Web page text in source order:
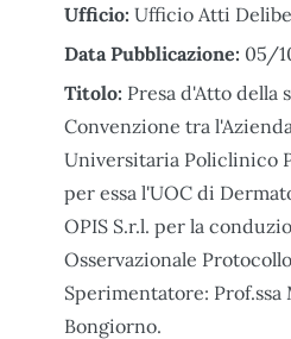
Ufficio: Ufficio Atti
Data Pubblicazione: 05/
Titolo: Presa d'Atto della
Convenzione tra
Universitaria Policlinico
per essa l'UOC di
OPIS S.r.l. per la
Osservazionale
Sperimentatore: Prof.ssa
Bongiorno.